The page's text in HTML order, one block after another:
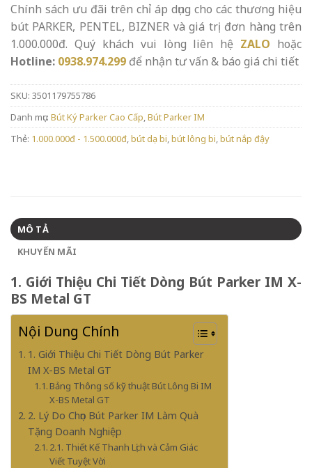
Chính sách ưu đãi trên chỉ áp dụng cho các thương hiệu
bút PARKER, PENTEL, BIZNER và giá trị đơn hàng trên
1.000.000đ. Quý khách vui lòng liên hệ ZALO hoặc
Hotline: 0938.974.299 để nhận tư vấn & báo giá chi tiết
SKU: 3501179755786
Danh mục: Bút Ký Parker Cao Cấp,Bút Parker IM
Thẻ: 1.000.000đ - 1.500.000đ,bút dạ bi,bút lông bi,bút nắp đậy
MÔ TẢ
KHUYẾN MÃI
1. Giới Thiệu Chi Tiết Dòng Bút Parker IM X-
BS Metal GT
Nội Dung Chính
1. Giới Thiệu Chi Tiết Dòng Bút Parker
IM X-BS Metal GT
Bảng Thông số kỹ thuật Bút Lông Bi IM
X-BS Metal GT
2. Lý Do Chọn Bút Parker IM Làm Quà
Tặng Doanh Nghiệp
2.1. Thiết Kế Thanh Lịch và Cảm Giác
Viết Tuyệt Vời